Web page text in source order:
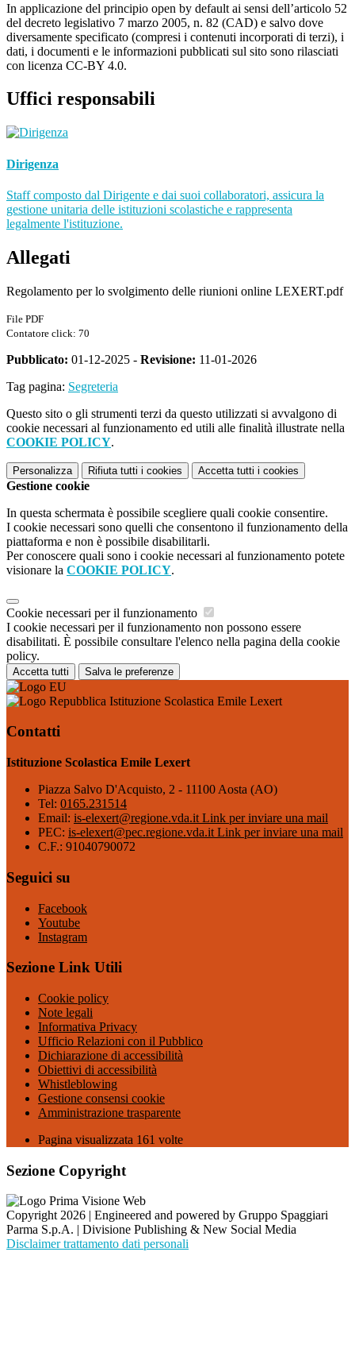
In applicazione del principio open by default ai sensi dell’articolo 52
del decreto legislativo 7 marzo 2005, n. 82 (CAD) e salvo dove
diversamente specificato (compresi i contenuti incorporati di terzi), i
dati, i documenti e le informazioni pubblicati sul sito sono rilasciati
con licenza CC-BY 4.0.
Uffici responsabili
Dirigenza
Staff composto dal Dirigente e dai suoi collaboratori, assicura la
gestione unitaria delle istituzioni scolastiche e rappresenta
legalmente l'istituzione.
Allegati
Regolamento per lo svolgimento delle riunioni online LEXERT.pdf
File PDF
Contatore click: 70
Pubblicato: 01-12-2025 - Revisione: 11-01-2026
Tag pagina: Segreteria
Questo sito o gli strumenti terzi da questo utilizzati si avvalgono di
cookie necessari al funzionamento ed utili alle finalità illustrate nella
COOKIE POLICY.
Personalizza Rifiuta tutti i cookies Accetta tutti i cookies
Gestione cookie
In questa schermata è possibile scegliere quali cookie consentire.
I cookie necessari sono quelli che consentono il funzionamento della
piattaforma e non è possibile disabilitarli.
Per conoscere quali sono i cookie necessari al funzionamento potete
visionare la COOKIE POLICY.
Cookie necessari per il funzionamento
I cookie necessari per il funzionamento non possono essere
disabilitati. È possibile consultare l'elenco nella pagina della cookie
policy.
Accetta tutti Salva le preferenze
Istituzione Scolastica Emile Lexert
Contatti
Istituzione Scolastica Emile Lexert
Piazza Salvo D'Acquisto, 2 - 11100 Aosta (AO)
Tel: 0165.231514
Email: is-elexert@regione.vda.it Link per inviare una mail
PEC: is-elexert@pec.regione.vda.it Link per inviare una mail
C.F.: 91040790072
Seguici su
Facebook
Youtube
Instagram
Sezione Link Utili
Cookie policy
Note legali
Informativa Privacy
Ufficio Relazioni con il Pubblico
Dichiarazione di accessibilità
Obiettivi di accessibilità
Whistleblowing
Gestione consensi cookie
Amministrazione trasparente
Pagina visualizzata 161 volte
Sezione Copyright
Copyright 2026 | Engineered and powered by Gruppo Spaggiari
Parma S.p.A. | Divisione Publishing & New Social Media
Disclaimer trattamento dati personali